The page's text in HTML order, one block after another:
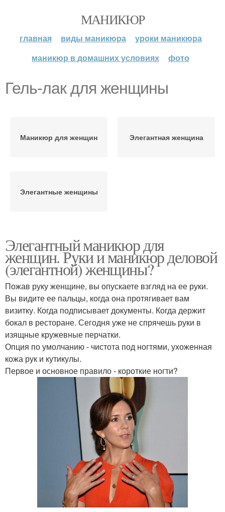
МАНИКЮР
главная виды маникюра
уроки маникюра
маникюр в домашних условиях
фото
Гель-лак для женщины
Маникюр для женщин Элегантная женщина
Элегантные женщины
Элегантный маникюр для
женщин. Руки и маникюр деловой
(элегантной) женщины?
Пожав руку женщине, вы опускаете взгляд на ее руки.
Вы видите ее пальцы, когда она протягивает вам
визитку. Когда подписывает документы. Когда держит
бокал в ресторане. Сегодня уже не спрячешь руки в
изящные кружевные перчатки.
Опция по умолчанию - чистота под ногтями, ухоженная
кожа рук и кутикулы.
Первое и основное правило - короткие ногти?